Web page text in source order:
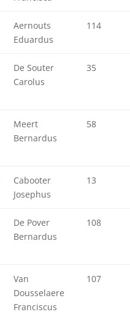
Aernouts
Eduardus
114
De Souter
Carolus
35
Meert
Bernardus
58
Cabooter
Josephus
13
De Pover
Bernardus
108
Van
Dousselaere
Franciscus
107